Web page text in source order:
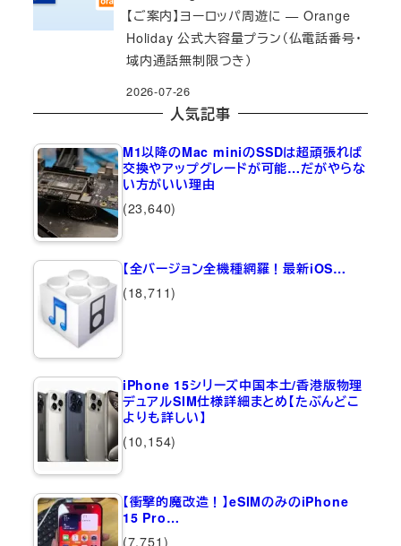
【ご案内】ヨーロッパ周遊に — Orange
Holiday 公式大容量プラン（仏電話番号・
域内通話無制限つき）
2026-07-26
人気記事
M1以降のMac miniのSSDは超頑張れば
交換やアップグレードが可能…だがやらな
い方がいい理由
(23,640)
【全バージョン全機種網羅！最新iOS…
(18,711)
iPhone 15シリーズ中国本土/香港版物理
デュアルSIM仕様詳細まとめ【たぶんどこ
よりも詳しい】
(10,154)
【衝撃的魔改造！】eSIMのみのiPhone
15 Pro…
(7,751)